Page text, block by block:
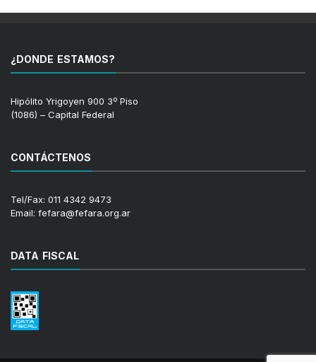
¿DONDE ESTAMOS?
Hipólito Yrigoyen 900 3º Piso
(1086) – Capital Federal
CONTÁCTENOS
Tel/Fax: 011 4342 9473
Email: fefara@fefara.org.ar
DATA FISCAL